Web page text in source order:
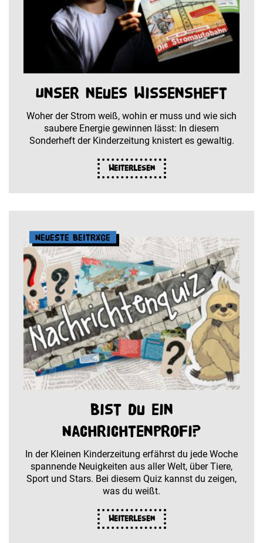
Unser neues Wissensheft
Woher der Strom weiß, wohin er muss und wie sich
saubere Energie gewinnen lässt: In diesem
Sonderheft der Kinderzeitung knistert es gewaltig.
Weiterlesen
Neueste Beiträge
Bist du ein
Nachrichtenprofi?
In der Kleinen Kinderzeitung erfährst du jede Woche
spannende Neuigkeiten aus aller Welt, über Tiere,
Sport und Stars. Bei diesem Quiz kannst du zeigen,
was du weißt.
Weiterlesen